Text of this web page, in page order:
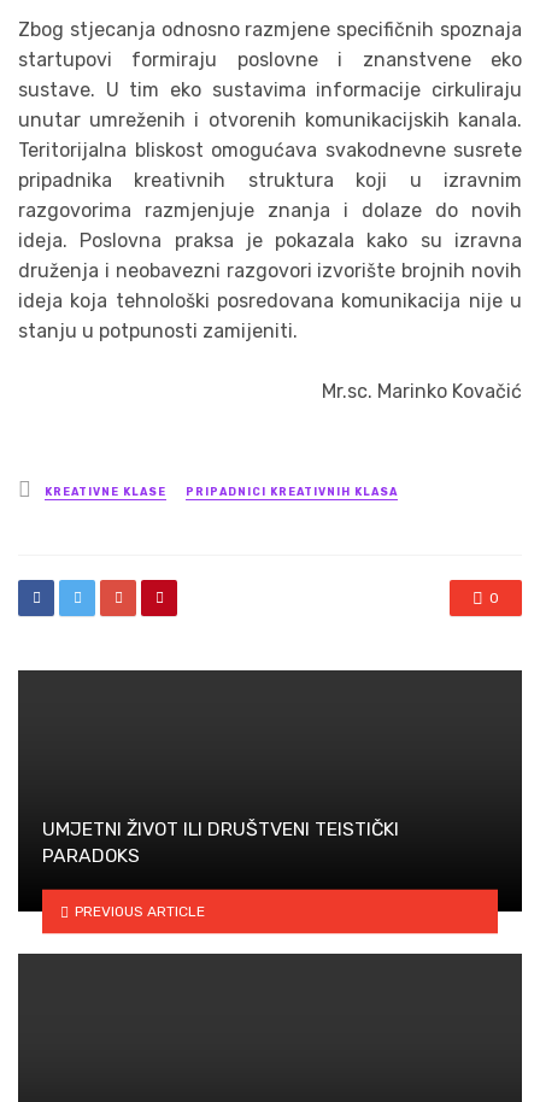
Zbog stjecanja odnosno razmjene specifičnih spoznaja
startupovi formiraju poslovne i znanstvene eko
sustave. U tim eko sustavima informacije cirkuliraju
unutar umreženih i otvorenih komunikacijskih kanala.
Teritorijalna bliskost omogućava svakodnevne susrete
pripadnika kreativnih struktura koji u izravnim
razgovorima razmjenjuje znanja i dolaze do novih
ideja. Poslovna praksa je pokazala kako su izravna
druženja i neobavezni razgovori izvorište brojnih novih
ideja koja tehnološki posredovana komunikacija nije u
stanju u potpunosti zamijeniti.
Mr.sc. Marinko Kovačić
Posted
in
KREATIVNE KLASE PRIPADNICI KREATIVNIH KLASA
0
UMJETNI ŽIVOT ILI DRUŠTVENI TEISTIČKI
PARADOKS
PREVIOUS ARTICLE